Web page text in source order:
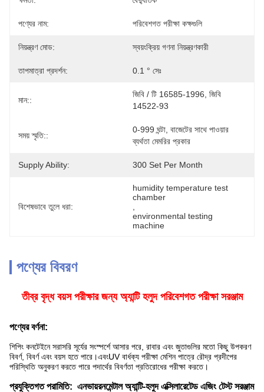
পণ্যের নাম: পরিবেশগত পরীক্ষা কক্ষগুলি
নিয়ন্ত্রণ মোড: স্বয়ংক্রিয় গণনা নিয়ন্ত্রণকারী
তাপমাত্রা প্রদর্শন: 0.1 ° সেঃ
মান::
জিবি / টি 16585-1996, জিবি
14522-93
সময় স্মৃতি::
0-999 ঘন্টা, বাজেটের সাথে পাওয়ার
ব্যর্থতা মেমরির প্রকার
Supply Ability: 300 Set Per Month
বিশেষভাবে তুলে ধরা:
humidity temperature test
chamber
environmental testing
machine
পণ্যের বিবরণ
তীব্র বৃদ্ধ বয়স পরীক্ষার জন্য অ্যান্টি হলুদ পরিবেশগত পরীক্ষা সরঞ্জাম
পণ্যের বর্ণনা:
শিপিং কনটেইনে সরাসরি সূর্যের সংস্পর্শে আসার পরে, রাবার এবং জুতাগুলির মতো কিছু উপকরণ
বিবর্ণ, বিবর্ণ এবং বয়স হতে পারে।এবংUV বার্ধক্য পরীক্ষা মেশিনপাত্রে রৌদ্র প্রদীপের
পরিস্থিতি অনুকরণ করতে পারে পদার্থের বিবর্ণতা প্রতিরোধের পরীক্ষা করতে।
প্রযুক্তিগত পরামিতি: এনভায়রনমেন্টাল অ্যান্টি-হলুদ এক্সিলারেটেড এজিং টেস্ট সরঞ্জাম